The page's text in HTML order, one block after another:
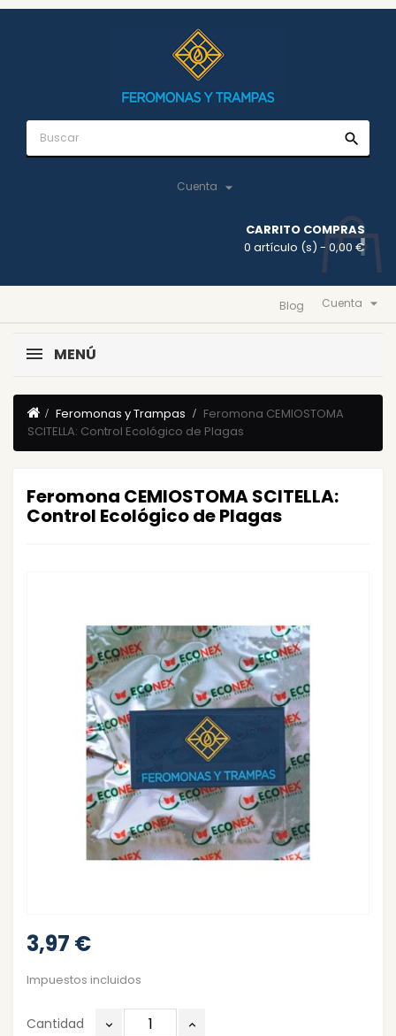
search
Cuenta 
CARRITO COMPRAS
0 artículo (s) - 0,00 €
Cuenta 
Blog
MENÚ
Feromonas y Trampas
Feromona CEMIOSTOMA
SCITELLA: Control Ecológico de Plagas
Feromona CEMIOSTOMA SCITELLA:
Control Ecológico de Plagas
3,97 €
Impuestos incluidos
Cantidad